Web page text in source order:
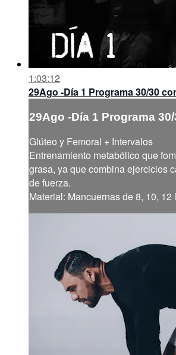
1:03:12
29Ago -Día 1 Programa 30/30
29Ago -Día 1 Programa
Glúteo y Femoral + Intervalos
Entrenamiento metabólico que
grasa, ya que combina ejercicios
de fuerza.
Material: Mancuernas de 8, 10, 12